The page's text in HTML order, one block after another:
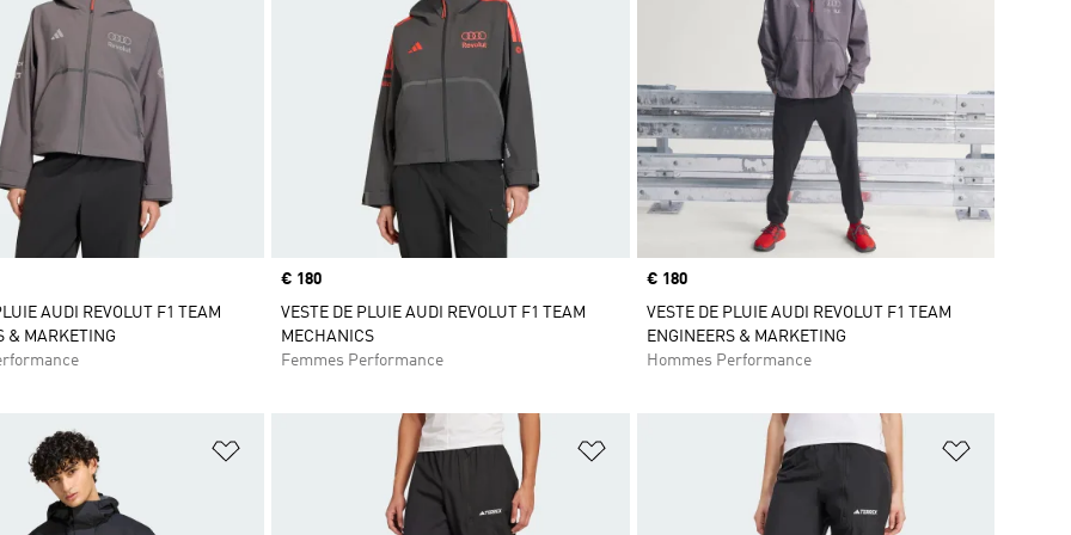
AUDI REVOLUT F1 TEAM
& MARKETING
Prix
€ 180
VESTE DE PLUIE AUDI REVOLUT F1 TEAM
MECHANICS
Femmes Performance
Prix
€ 180
VESTE DE PLUIE AUDI REVOLUT F1 TEAM
ENGINEERS & MARKETING
Hommes Performance
de produits favoris Ajouter à la Liste de produits favoris Ajouter à la Liste de produits favoris